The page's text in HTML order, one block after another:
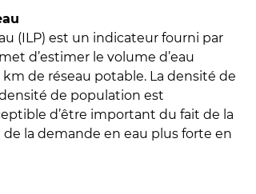
(ILP) est un indicateur fourni par
d’estimer le volume d’eau
de réseau potable. La densité de
de population est
d’être important du fait de la
la demande en eau plus forte en